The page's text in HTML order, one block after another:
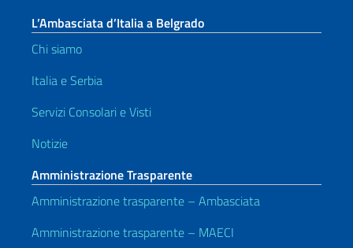
L’Ambasciata d’Italia a Belgrado
Chi siamo
Italia e Serbia
Servizi Consolari e Visti
Notizie
Amministrazione Trasparente
Amministrazione trasparente – Ambasciata
Amministrazione trasparente – MAECI